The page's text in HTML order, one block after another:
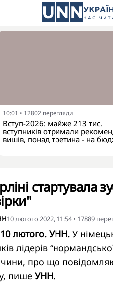
10:01 • 12802 перегляди
Вступ-2026: майже 213 тис.
вступників отримали
вишів, понад третина - на
стартувала
10 лютого 2022, 11:54• 17889
лютого. УНН. У
лідерів
про що
пише УНН.